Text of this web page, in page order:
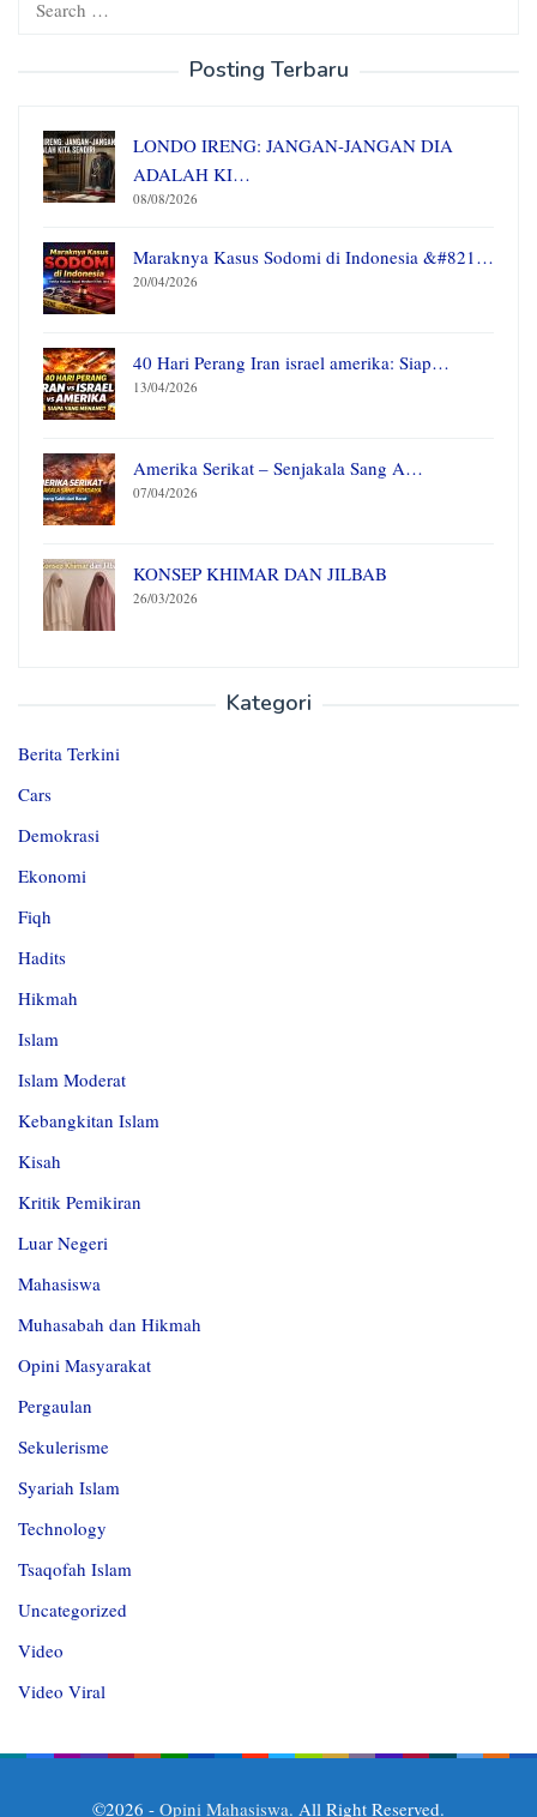
Posting Terbaru
LONDO IRENG: JANGAN-JANGAN DIA
ADALAH KI…
08/08/2026
Maraknya Kasus Sodomi di Indonesia &#821…
20/04/2026
40 Hari Perang Iran israel amerika: Siap…
13/04/2026
Amerika Serikat – Senjakala Sang A…
07/04/2026
KONSEP KHIMAR DAN JILBAB
26/03/2026
Kategori
Berita Terkini
Cars
Demokrasi
Ekonomi
Fiqh
Hadits
Hikmah
Islam
Islam Moderat
Kebangkitan Islam
Kisah
Kritik Pemikiran
Luar Negeri
Mahasiswa
Muhasabah dan Hikmah
Opini Masyarakat
Pergaulan
Sekulerisme
Syariah Islam
Technology
Tsaqofah Islam
Uncategorized
Video
Video Viral
©2026 - Opini Mahasiswa. All Right Reserved.